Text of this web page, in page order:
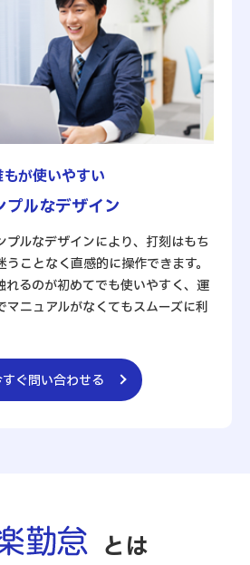
もが使いやすい
プルなデザイン
プルなデザインにより、打刻はもち
ことなく直感的に操作できます。
れるのが初めてでも使いやすく、運
マニュアルがなくてもスムーズに利
ぐ問い合わせる
とは